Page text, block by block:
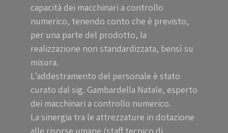
capacità dei macchinari a controllo
numerico, tenendo conto che è previsto,
per una parte del prodotto, la
realizzazione non standardizzata, bensì su
misura.
L’addestramento del personale è stato
curato dal sig. Gambardella Natale, esperto
dei macchinari a controllo numerico.
La sinergia tra le attrezzature in dotazione